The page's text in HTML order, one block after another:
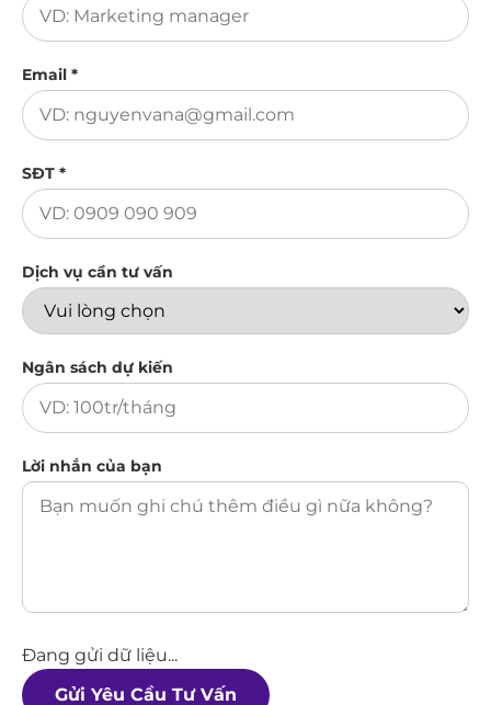
Email *
SĐT *
Dịch vụ cần tư vấn
Ngân sách dự kiến
Lời nhắn của bạn
Đang gửi dữ liệu...
Gửi Yêu Cầu Tư Vấn